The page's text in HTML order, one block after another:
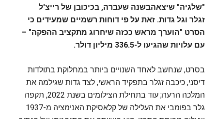
"שלגיה" שיצאהבשנה שעברה, בכיכובן של רייצ'ל
זגלר וגל גדות. זאת על פי דוחות רשמיים שמעידים כי
הסרט "הוערך מראש ככזה שיחרוג מתקציב ההפקה" –
עם עלויות שהגיעו ל-336.5 מיליון דולר.
בסרט, שנחשב לאחד השנויים ביותר במחלוקת בתולדות
דיסני, כיכבה זגלר בתפקיד הראשי, לצד גדות שגילמה את
המלכה הרעה; עוד בתחילת הצילומים בשנת 2022, תקפה
גלר בפומבי את העלילה של קלאסיקת האנימציה מ-1937